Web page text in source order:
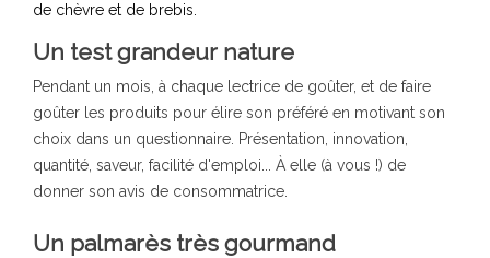
de chèvre et de brebis.
Un test grandeur nature
Pendant un mois, à chaque lectrice de goûter, et de faire
goûter les produits pour élire son préféré en motivant son
choix dans un questionnaire. Présentation, innovation,
quantité, saveur, facilité d'emploi... À elle (à vous !) de
donner son avis de consommatrice.
Un palmarès très gourmand